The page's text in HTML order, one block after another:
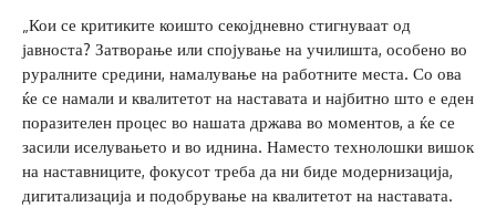
„Кои се критиките коишто секојдневно стигнуваат од
јавноста? Затворање или спојување на училишта, особено во
руралните средини, намалување на работните места. Со ова
ќе се намали и квалитетот на наставата и најбитно што е еден
поразителен процес во нашата држава во моментов, а ќе се
засили иселувањето и во иднина. Наместо технолошки вишок
на наставниците, фокусот треба да ни биде модернизација,
дигитализација и подобрување на квалитетот на наставата.